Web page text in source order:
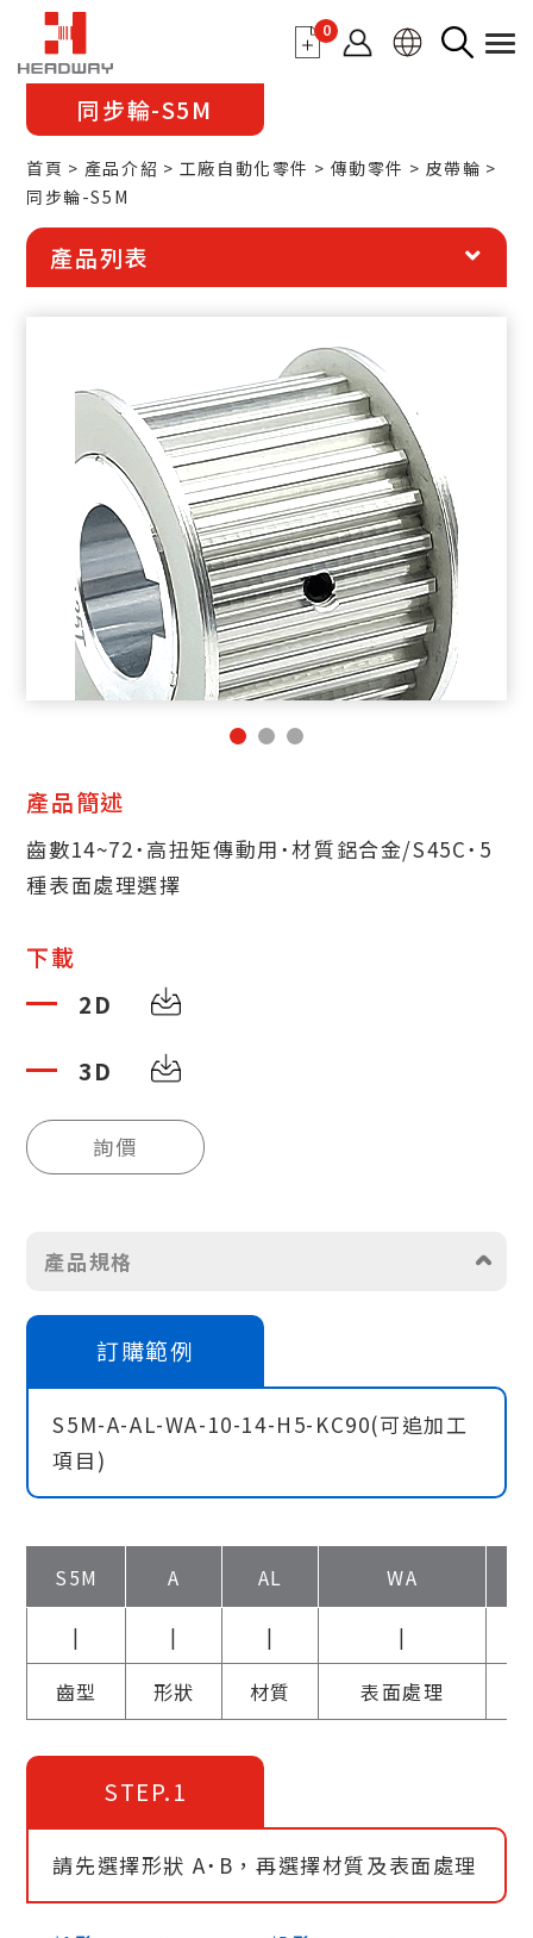
0
同步輪-S5M
首頁 產品介紹 工廠自動化零件 傳動零件
皮帶輪
同步輪-S5M
產品列表
產品簡述
齒數14~72˙高扭矩傳動用˙材質鋁合金/S45C˙5
種表面處理選擇
下載
2D
3D
詢價
產品規格
訂購範例
S5M-A-AL-WA-10-14-H5-KC90(可追加工
項目)
S5M A AL WA
| | |
|
齒型
形狀 材質 表面處理
STEP.1
請先選擇形狀 A˙B，再選擇材質及表面處理